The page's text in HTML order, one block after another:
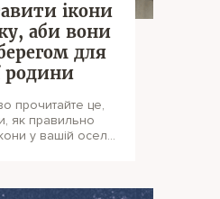
ікони
аби вони
для
родини
прочитайте це,
як правильно
у вашій оселі!